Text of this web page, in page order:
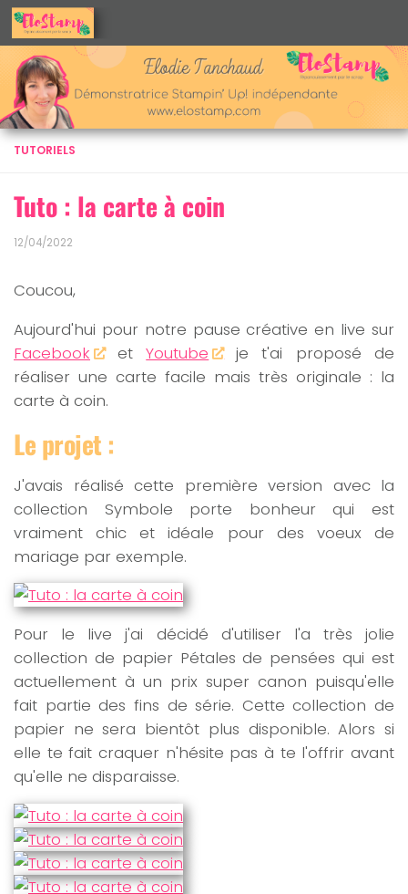
Skip to content
TUTORIELS
Tuto : la carte à coin
12/04/2022
Coucou,
Aujourd'hui pour notre pause créative en live sur
Facebook
etYoutube
je t'ai proposé de
réaliser une carte facile mais très originale : la
carte à coin.
Le projet :
J'avais réalisé cette première version avec la
collection Symbole porte bonheur qui est
vraiment chic et idéale pour des voeux de
mariage par exemple.
Pour le live j'ai décidé d'utiliser l'a très jolie
collection de papier Pétales de pensées qui est
actuellement à un prix super canon puisqu'elle
fait partie des fins de série. Cette collection de
papier ne sera bientôt plus disponible. Alors si
elle te fait craquer n'hésite pas à te l'offrir avant
qu'elle ne disparaisse.